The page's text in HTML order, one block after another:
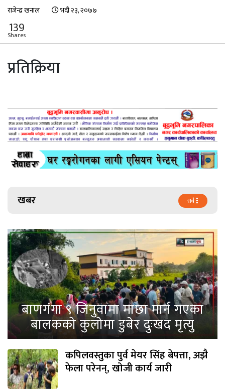
राजेन्द्र खनाल भदौ २३, २०७७
139
Shares
प्रतिक्रिया
खबर सबै
बाणगंगा ९ जिनुवामा माछा मार्न गएका
बालकको कुलोमा डुबेर दुःखद मृत्यु
कपिलवस्तुका पुर्व मेयर सिंह बेपत्ता, अझै
फेला परेनन्, खोजी कार्य जारी